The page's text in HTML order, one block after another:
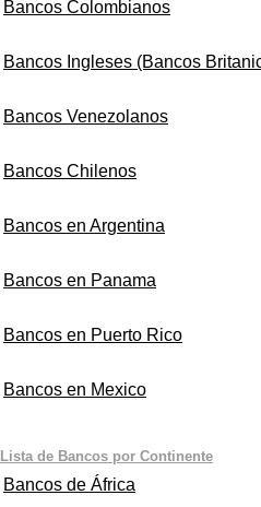
Bancos Colombianos
Bancos Ingleses (Bancos
Bancos Venezolanos
Bancos Chilenos
Bancos en Argentina
Bancos en Panama
Bancos en Puerto Rico
Bancos en Mexico
Lista de Bancos por Continente
Bancos de África